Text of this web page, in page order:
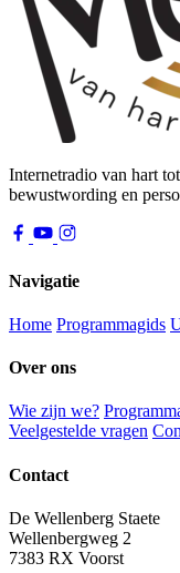
Internetradio van hart
bewustwording en
Navigatie
Home Programmagids
Over ons
Wie zijn we?
Veelgestelde vragen
Contact
De Wellenberg Staete
Wellenbergweg 2
7383 RX Voorst